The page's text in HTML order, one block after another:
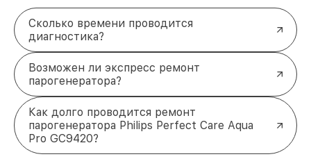
Сколько времени проводится
диагностика?
Возможен ли экспресс ремонт
парогенератора?
Как долго проводится ремонт
парогенератора Philips Perfect Care Aqua
Pro GC9420?